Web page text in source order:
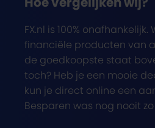
FX.nl is 100%
financiële producten van
de goedkoopste staat
toch? Heb je een mooie
kun je direct online een
Besparen was nog nooit